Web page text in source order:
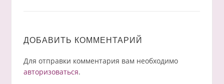
ДОБАВИТЬ КОММЕНТАРИЙ
Для отправки комментария вам необходимо
авторизоваться.